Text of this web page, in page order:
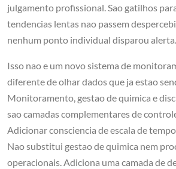
julgamento profissional. Sao gatilhos
tendencias lentas nao passem
nenhum ponto individual disparou alerta.
Isso nao e um novo sistema de
diferente de olhar dados que ja estao
Monitoramento, gestao de quimica e
sao camadas complementares de
Adicionar consciencia de escala de
Nao substitui gestao de quimica nem
operacionais. Adiciona uma camada de